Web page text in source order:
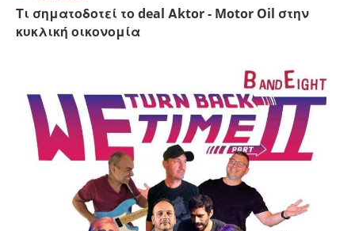
Τι σηματοδοτεί το deal Αktor - Motor Oil στην
κυκλική οικονομία